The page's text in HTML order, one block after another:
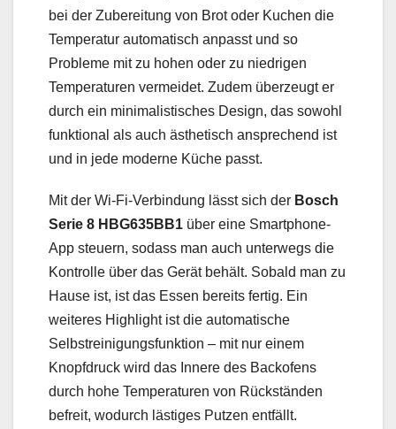
bei der Zubereitung von Brot oder Kuchen die
Temperatur automatisch anpasst und so
Probleme mit zu hohen oder zu niedrigen
Temperaturen vermeidet. Zudem überzeugt er
durch ein minimalistisches Design, das sowohl
funktional als auch ästhetisch ansprechend ist
und in jede moderne Küche passt.
Mit der Wi-Fi-Verbindung lässt sich der Bosch
Serie 8 HBG635BB1 über eine Smartphone-
App steuern, sodass man auch unterwegs die
Kontrolle über das Gerät behält. Sobald man zu
Hause ist, ist das Essen bereits fertig. Ein
weiteres Highlight ist die automatische
Selbstreinigungsfunktion – mit nur einem
Knopfdruck wird das Innere des Backofens
durch hohe Temperaturen von Rückständen
befreit, wodurch lästiges Putzen entfällt.